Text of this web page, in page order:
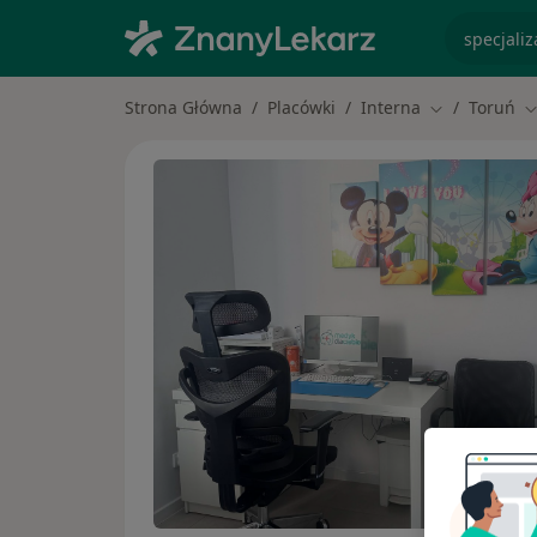
Strona Główna Placówki Interna Zmień miasto
Toruń